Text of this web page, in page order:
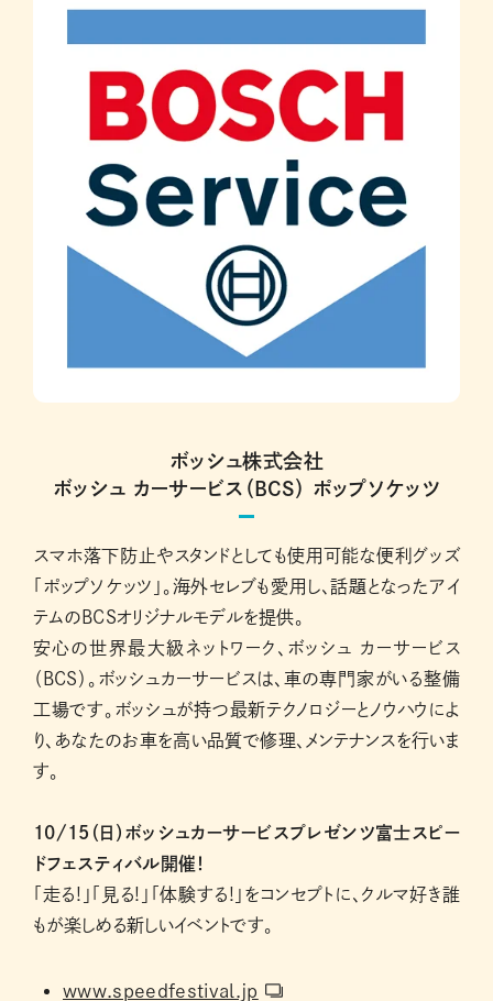
ボッシュ株式会社
ボッシュ カーサービス（BCS） ポップソケッツ
スマホ落下防止やスタンドとしても使用可能な便利グッズ
「ポップソケッツ」。海外セレブも愛用し、話題となったアイ
テムのBCSオリジナルモデルを提供。
安心の世界最大級ネットワーク、ボッシュ カーサービス
（BCS）。ボッシュカーサービスは、車の専門家がいる整備
工場です。ボッシュが持つ最新テクノロジーとノウハウによ
り、あなたのお車を高い品質で修理、メンテナンスを行いま
す。
10/15（日）ボッシュカーサービスプレゼンツ富士スピー
ドフェスティバル開催！
「走る!」「見る!」「体験する!」をコンセプトに、クルマ好き誰
もが楽しめる新しいイベントです。
www.speedfestival.jp